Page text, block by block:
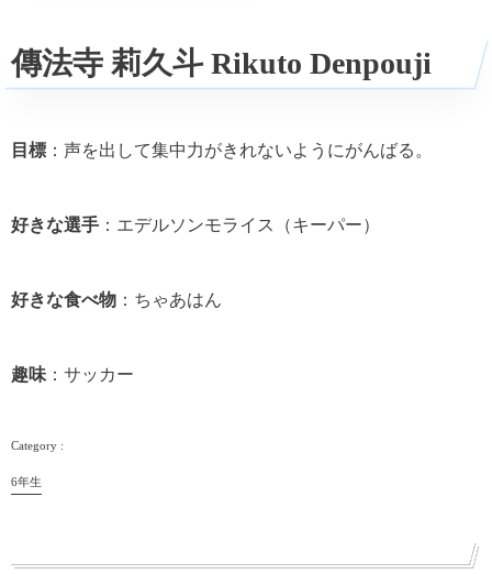
傳法寺 莉久斗 Rikuto Denpouji
目標 ：声を出して集中力がきれないようにがんばる。
好きな選手 ：エデルソンモライス（キーパー）
好きな食べ物 ：ちゃあはん
趣味 ：サッカー
6年生